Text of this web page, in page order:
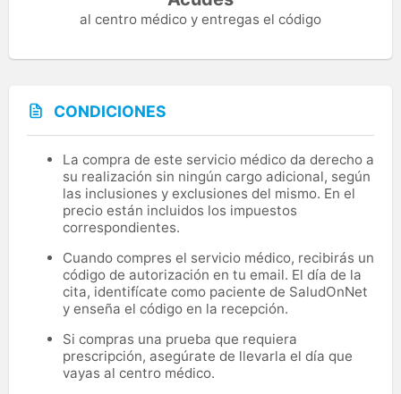
al centro médico y entregas el código
CONDICIONES
La compra de este servicio médico da derecho a
su realización sin ningún cargo adicional, según
las inclusiones y exclusiones del mismo. En el
precio están incluidos los impuestos
correspondientes.
Cuando compres el servicio médico, recibirás un
código de autorización en tu email. El día de la
cita, identifícate como paciente de SaludOnNet
y enseña el código en la recepción.
Si compras una prueba que requiera
prescripción, asegúrate de llevarla el día que
vayas al centro médico.